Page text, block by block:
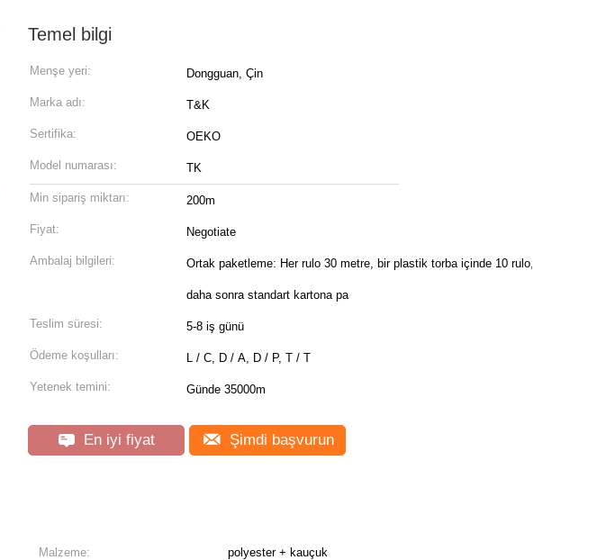
Temel bilgi
Menşe yeri: Dongguan, Çin
Marka adı: T&K
Sertifika: OEKO
Model numarası: TK
Min sipariş miktarı: 200m
Fiyat: Negotiate
Ambalaj bilgileri: Ortak paketleme: Her rulo 30 metre, bir plastik torba içinde 10 rulo,
daha sonra standart kartona pa
Teslim süresi: 5-8 iş günü
Ödeme koşulları: L / C, D / A, D / P, T / T
Yetenek temini: Günde 35000m
En iyi fiyat Şimdi başvurun
Malzeme:
polyester + kauçuk